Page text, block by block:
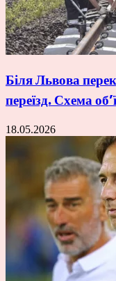
Біля Львова
переїзд. Схема
18.05.2026